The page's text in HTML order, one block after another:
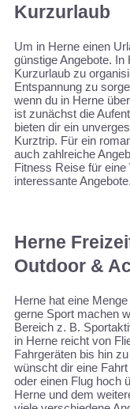
Kurzurlaub
Um in Herne einen
günstige Angebote.
Kurzurlaub zu
Entspannung zu
wenn du in Herne
ist zunächst die
bieten dir ein
Kurztrip. Für ein
auch zahlreiche
Fitness Reise für
interessante Angebote.
Herne
Outdoor &
Herne hat eine
gerne Sport machen
Bereich z. B.
in Herne reicht von
Fahrgeräten bis hin
wünscht dir eine
oder einen Flug hoch
Herne und dem